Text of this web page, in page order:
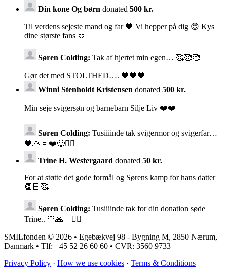
Din kone Og børn donated 500 kr.
Til verdens sejeste mand og far 🧡 Vi hepper på dig 😍 Kys
dine største fans 🫶
Søren Colding: Tak af hjertet min egen… 🥰🥰🥰
Gør det med STOLTHED…. 🧡🧡🧡
Winni Stenholdt Kristensen donated 500 kr.
Min seje svigersøn og barnebarn Silje Liv ❤️❤️
Søren Colding: Tusiiiinde tak svigermor og svigerfar…
🧡🙏🏻❤️😃🚴‍♂️
Trine H. Westergaard donated 50 kr.
For at støtte det gode formål og Sørens kamp for hans datter
👏🏻🥰
Søren Colding: Tusiiiinde tak for din donation søde
Trine.. 🧡🙏🏻🚴‍♂️
SMILfonden © 2026 • Egebækvej 98 - Bygning M, 2850 Nærum,
Danmark • Tlf: +45 52 26 60 60 • CVR: 3560 9733
Privacy Policy · How we use cookies · Terms & Conditions